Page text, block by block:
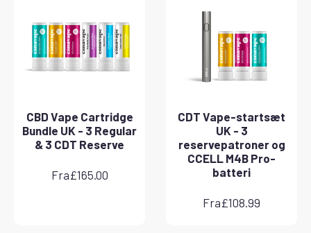
CBD Vape Cartridge
Bundle UK - 3 Regular
& 3 CDT Reserve
Fra£165.00
CDT Vape-startsæt
UK - 3
reservepatroner og
CCELL M4B Pro-
batteri
Fra£108.99